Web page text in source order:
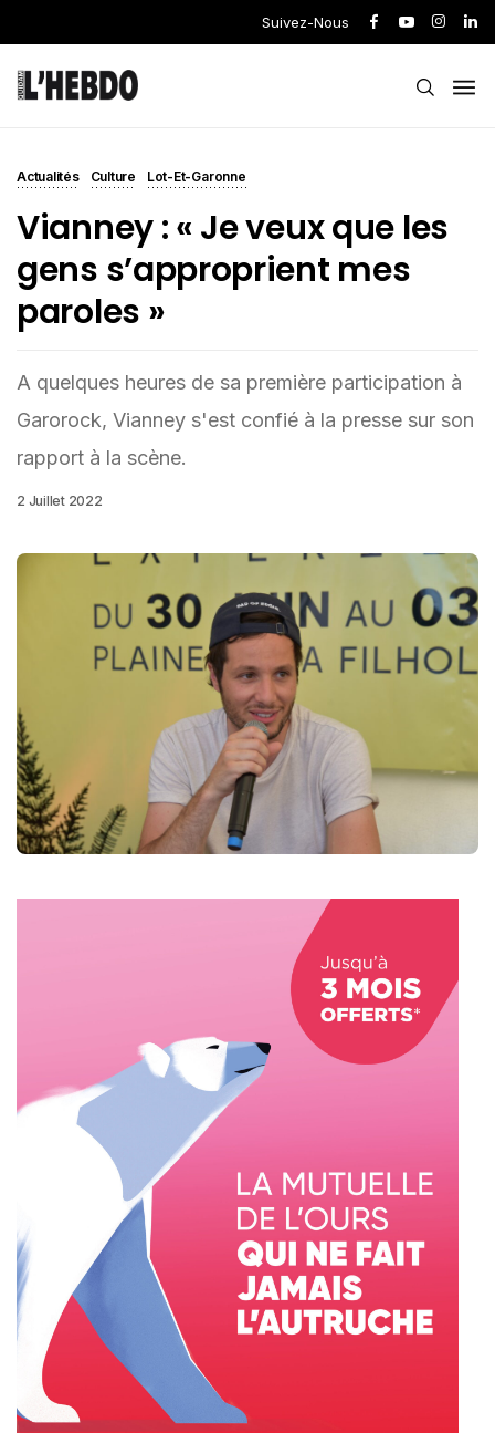
Suivez-Nous
Actualités Culture Lot-Et-Garonne
Vianney : « Je veux que les
gens s’approprient mes
paroles »
A quelques heures de sa première participation à
Garorock, Vianney s'est confié à la presse sur son
rapport à la scène.
2 Juillet 2022